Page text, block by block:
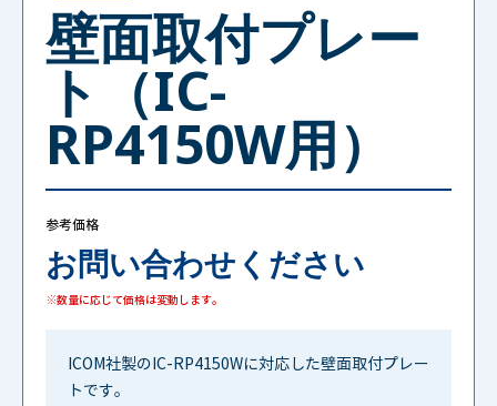
壁面取付プレー
ト（IC-
RP4150W用）
参考価格
お問い合わせください
※数量に応じて価格は変動します。
ICOM社製のIC-RP4150Wに対応した壁面取付プレー
トです。